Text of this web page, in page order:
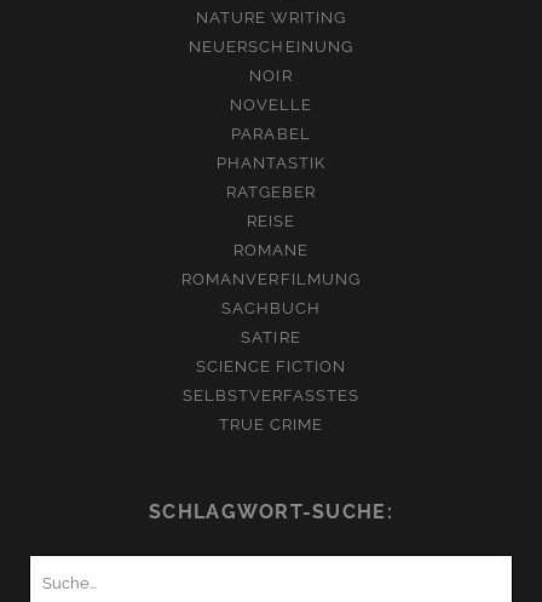
NATURE WRITING
NEUERSCHEINUNG
NOIR
NOVELLE
PARABEL
PHANTASTIK
RATGEBER
REISE
ROMANE
ROMANVERFILMUNG
SACHBUCH
SATIRE
SCIENCE FICTION
SELBSTVERFASSTES
TRUE CRIME
SCHLAGWORT-SUCHE: